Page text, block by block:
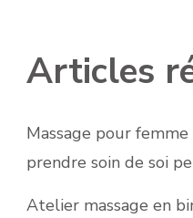
Articles
Massage pour
prendre soin de soi
Atelier massage en